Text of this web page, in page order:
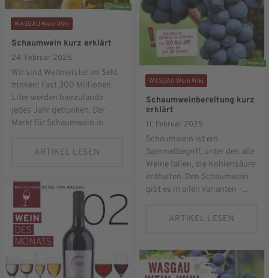
WASGAU Wein Wiki
Schaumwein kurz erklärt
24. Februar 2025
Wir sind Weltmeister im Sekt
trinken! Fast 300 Millionen
Liter werden hierzulande
jedes Jahr getrunken. Der
Markt für Schaumwein in...
ARTIKEL LESEN
WASGAU Wein Wiki
Schaumweinbereitung kurz
erklärt
11. Februar 2025
Schaumwein ist ein
Sammelbegriff, unter den alle
Weine fallen, die Kohlensäure
enthalten. Den Schaumwein
gibt es in allen Varianten -...
ARTIKEL LESEN